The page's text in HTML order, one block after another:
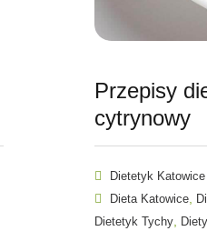
Przepisy
cytrynowy
Dietetyk Katowice
Dieta Katowice,
Dietetyk Tychy,